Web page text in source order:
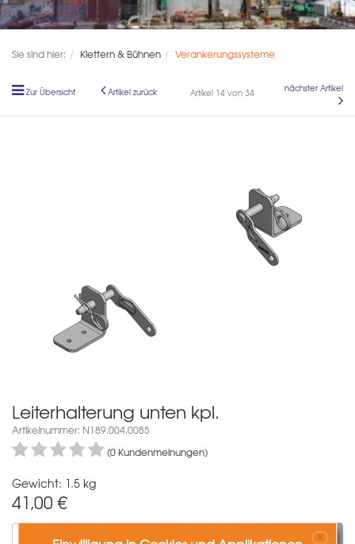
Sie sind hier: Klettern & Bühnen Verankerungssysteme
Zur Übersicht Artikel zurück Artikel 14 von 34 nächster Artikel
Leiterhalterung unten kpl.
Artikelnummer: N189.004.0085
(0 Kundenmeinungen)
Gewicht: 1.5 kg
41,00 €
In den Warenkorb X